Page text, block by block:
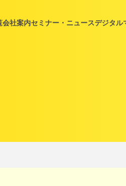
会社案内セミナー・ニュースデジタル